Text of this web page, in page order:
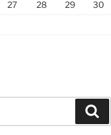
27 28 29
30